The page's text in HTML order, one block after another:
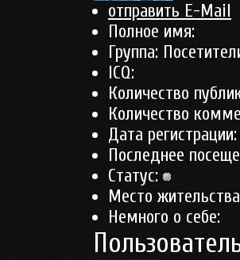
отправить E-Mail
Полное имя:
Группа:
ICQ:
Количество
Количество
Дата регистрации:
Последнее
Статус:
Место
Немного о себе: